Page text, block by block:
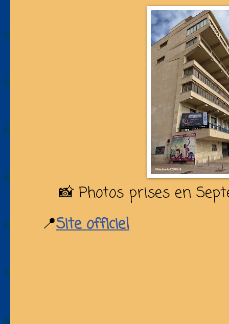
📸 Photos prises en
📍Site officiel